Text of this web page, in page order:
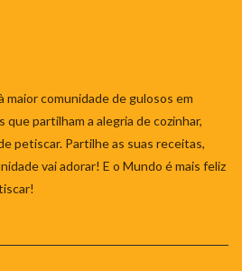
maior comunidade de gulosos em
partilham a alegria de cozinhar,
petiscar. Partilhe as suas receitas,
vai adorar! E o Mundo é mais feliz